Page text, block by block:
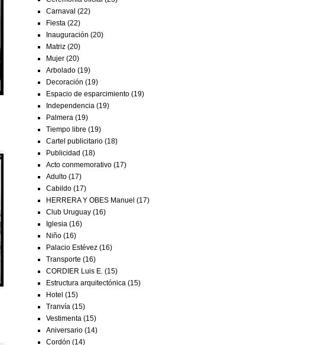
Carnaval (22)
Fiesta (22)
Inauguración (20)
Matriz (20)
Mujer (20)
Arbolado (19)
Decoración (19)
Espacio de esparcimiento (19)
Independencia (19)
Palmera (19)
Tiempo libre (19)
Cartel publicitario (18)
Publicidad (18)
Acto conmemorativo (17)
Adulto (17)
Cabildo (17)
HERRERA Y OBES Manuel (17)
Club Uruguay (16)
Iglesia (16)
Niño (16)
Palacio Estévez (16)
Transporte (16)
CORDIER Luis E. (15)
Estructura arquitectónica (15)
Hotel (15)
Tranvía (15)
Vestimenta (15)
Aniversario (14)
Cordón (14)